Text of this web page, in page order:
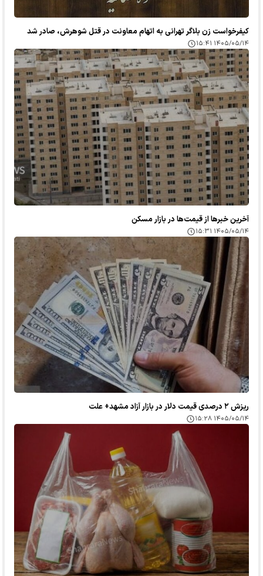
کیفرخواست زن بلاگر تهرانی به اتهام معاونت در قتل شوهرش، صادر شد
۱۴۰۵/۰۵/۱۴ ۱۵:۴۱
آخرین خبر‌ها از قیمت‌ها در بازار مسکن
۱۴۰۵/۰۵/۱۴ ۱۵:۳۱
ریزش ۲ درصدی قیمت دلار در بازار آزاد مشهد+ علت
۱۴۰۵/۰۵/۱۴ ۱۵:۲۸